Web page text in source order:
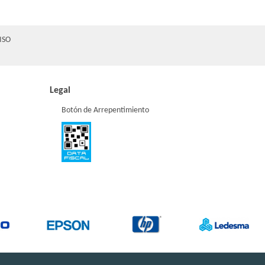
Legal
Botón de Arrepentimiento